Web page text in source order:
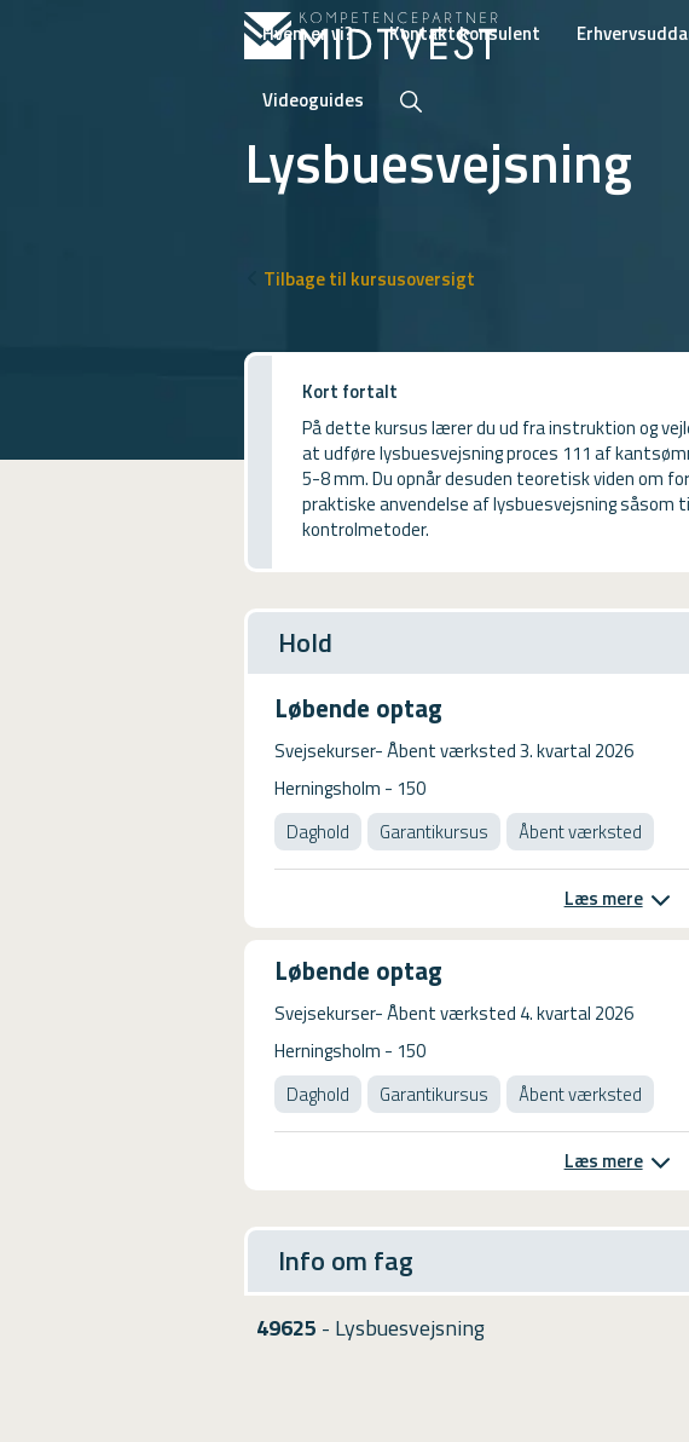
Hvem er vi? Kontakt konsulent
Videoguides
VUF
Lysbuesvejsning
Tilbage til kursusoversigt
Kort fortalt
På dette kursus lærer du ud fra instruktion og
at udføre lysbuesvejsning proces 111 af
5-8 mm. Du opnår desuden teoretisk viden om
praktiske anvendelse af lysbuesvejsning såsom
kontrolmetoder.
Hold
Løbende optag
Svejsekurser- Åbent værksted 3. kvartal 2026
Herningsholm - 150
Daghold
Garantikursus Åbent værksted
Læs mere
Løbende optag
Svejsekurser- Åbent værksted 4. kvartal 2026
Herningsholm - 150
Daghold
Garantikursus Åbent værksted
Læs mere
Info om fag
49625 - Lysbuesvejsning